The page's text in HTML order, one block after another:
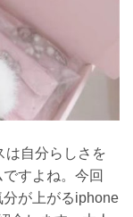
は自分らしさを
すよね。今回
が上がるiphone